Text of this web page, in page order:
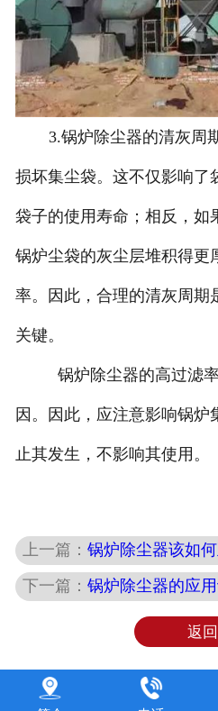
3.锅炉除尘器的清灰周
损坏集尘袋。这不仅影响了
袋子的使用寿命；相反，如
锅炉尘袋的灰尘层堆积得更
率。因此，合理的清灰周期
关键。
锅炉除尘器的高过滤
因。因此，应注意影响锅
止其发生，不影响其使用。
上一篇：锅炉除尘器该如
下一篇：锅炉除尘器的应
返